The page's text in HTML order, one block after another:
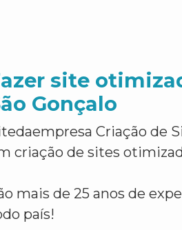
site
Gonçalo
Criação de
criação de sites
mais de 25 anos de
país!